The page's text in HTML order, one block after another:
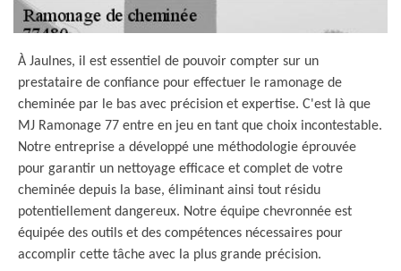
À Jaulnes, il est essentiel de pouvoir compter sur un
prestataire de confiance pour effectuer le ramonage de
cheminée par le bas avec précision et expertise. C'est là que
MJ Ramonage 77 entre en jeu en tant que choix incontestable.
Notre entreprise a développé une méthodologie éprouvée
pour garantir un nettoyage efficace et complet de votre
cheminée depuis la base, éliminant ainsi tout résidu
potentiellement dangereux. Notre équipe chevronnée est
équipée des outils et des compétences nécessaires pour
accomplir cette tâche avec la plus grande précision.